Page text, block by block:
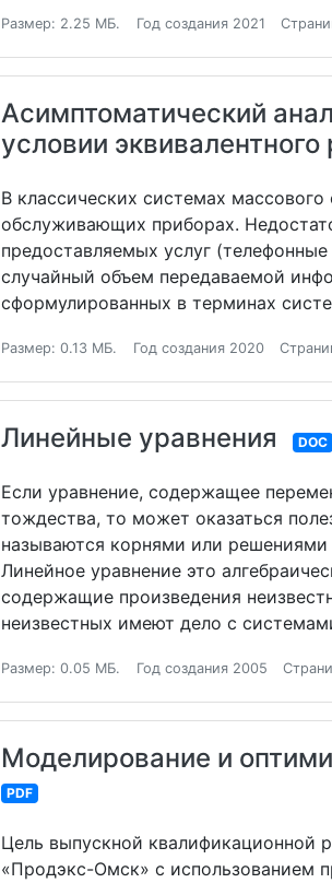
Размер: 2.25 МБ. Год создания 2021
Асимптоматический
условии
В классических системах
обслуживающих приборах.
предоставляемых услуг
случайный объем передаваемой
сформулированных в терминах
Размер: 0.13 МБ. Год создания 2020
Линейные уравнения DOC
Если уравнение, содержащее
тождества, то может оказаться
называются корнями или решениями
Линейное уравнение это
содержащие произведения
неизвестных имеют дело с
Размер: 0.05 МБ. Год создания 2005
Моделирование и
PDF
Цель выпускной квалификационной
«Продэкс-Омск» с использованием